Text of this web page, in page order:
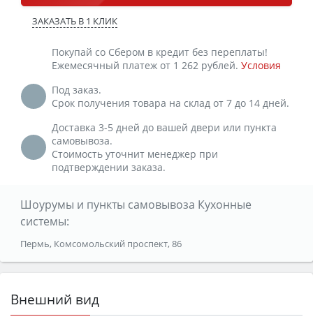
ЗАКАЗАТЬ В 1 КЛИК
Покупай со Сбером в кредит без переплаты!
Ежемесячный платеж от 1 262 рублей. Условия
Под заказ.
Срок получения товара на склад от 7 до 14 дней.
Доставка 3-5 дней до вашей двери или пункта
самовывоза.
Стоимость уточнит менеджер при
подтверждении заказа.
Шоурумы и пункты самовывоза Кухонные
системы:
Пермь, Комсомольский проспект, 86
Внешний вид